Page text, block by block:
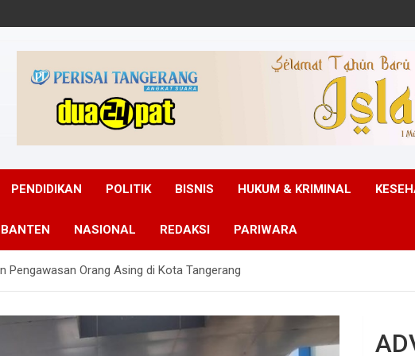
PENDIDIKAN POLITIK BISNIS HUKUM & KRIMINAL
NASIONAL REDAKSI PARIWARA
Pengawasan Orang Asing di Kota Tangerang